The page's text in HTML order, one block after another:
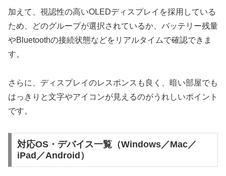
加えて、視認性の高いOLEDディスプレイを採用している
ため、どのグループが選択されているか、バッテリー残量
やBluetoothの接続状態などをリアルタイムで確認できま
す。
さらに、ディスプレイのレスポンスも良く、暗い部屋でも
はっきりと文字やアイコンが見えるのがうれしいポイント
です。
対応OS・デバイス一覧（Windows／Mac／
iPad／Android）